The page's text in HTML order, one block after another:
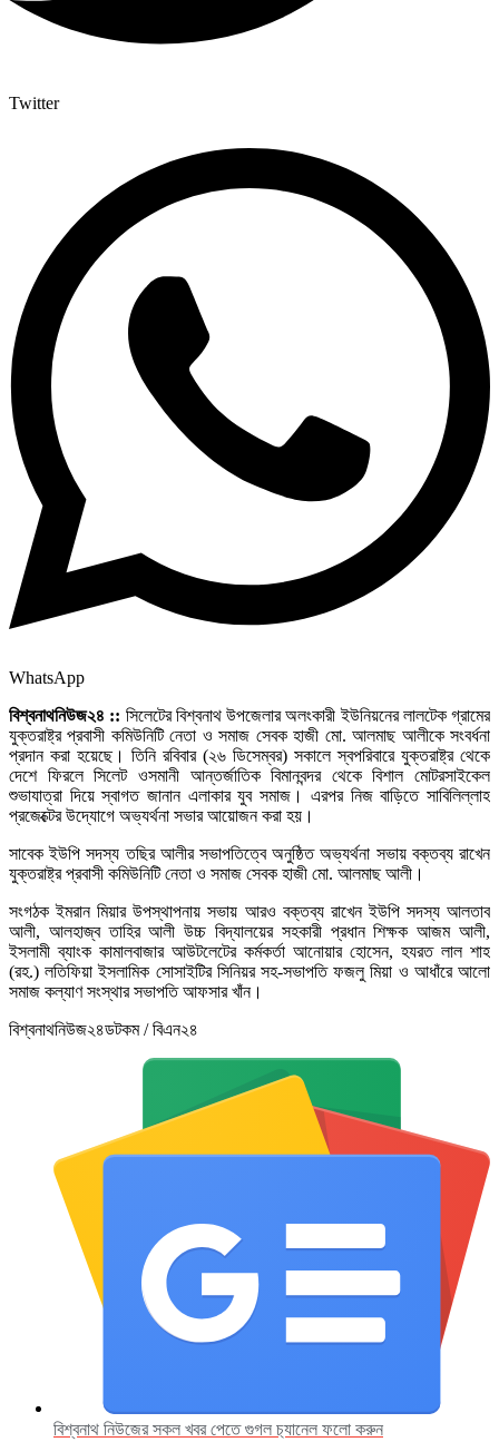
Twitter
WhatsApp
বিশ্বনাথনিউজ২৪ :: সিলেটের বিশ্বনাথ উপজেলার অলংকারী ইউনিয়নের লালটেক গ্রামের
যুক্তরাষ্ট্র প্রবাসী কমিউনিটি নেতা ও সমাজ সেবক হাজী মো. আলমাছ আলীকে সংবর্ধনা
প্রদান করা হয়েছে। তিনি রবিবার (২৬ ডিসেম্বর) সকালে স্বপরিবারে যুক্তরাষ্ট্র থেকে
দেশে ফিরলে সিলেট ওসমানী আন্তর্জাতিক বিমানবন্দর থেকে বিশাল মোটরসাইকেল
শুভাযাত্রা দিয়ে স্বাগত জানান এলাকার যুব সমাজ। এরপর নিজ বাড়িতে সাবিলিল্লাহ
প্রজেক্টের উদ্যোগে অভ্যর্থনা সভার আয়োজন করা হয়।
সাবেক ইউপি সদস্য তছির আলীর সভাপতিত্বে অনুষ্ঠিত অভ্যর্থনা সভায় বক্তব্য রাখেন
যুক্তরাষ্ট্র প্রবাসী কমিউনিটি নেতা ও সমাজ সেবক হাজী মো. আলমাছ আলী।
সংগঠক ইমরান মিয়ার উপস্থাপনায় সভায় আরও বক্তব্য রাখেন ইউপি সদস্য আলতাব
আলী, আলহাজ্ব তাহির আলী উচ্চ বিদ্যালয়ের সহকারী প্রধান শিক্ষক আজম আলী,
ইসলামী ব্যাংক কামালবাজার আউটলেটের কর্মকর্তা আনোয়ার হোসেন, হযরত লাল শাহ
(রহ.) লতিফিয়া ইসলামিক সোসাইটির সিনিয়র সহ-সভাপতি ফজলু মিয়া ও আধাঁরে আলো
সমাজ কল্যাণ সংস্থার সভাপতি আফসার খাঁন।
বিশ্বনাথনিউজ২৪ডটকম / বিএন২৪
বিশ্বনাথ নিউজের সকল খবর পেতে গুগল চ‌্যানেল ফলো করুন